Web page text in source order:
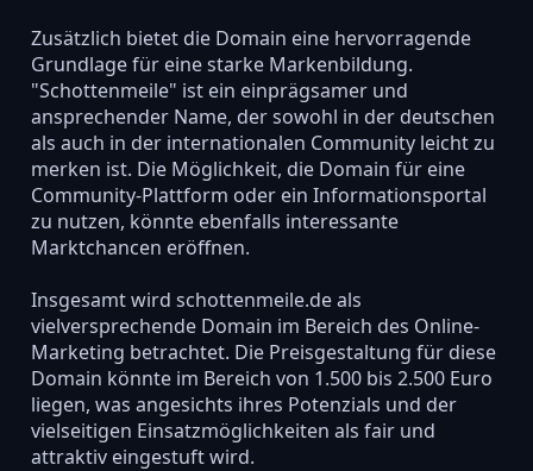
Zusätzlich bietet die Domain eine hervorragende
Grundlage für eine starke Markenbildung.
"Schottenmeile" ist ein einprägsamer und
ansprechender Name, der sowohl in der deutschen
als auch in der internationalen Community leicht zu
merken ist. Die Möglichkeit, die Domain für eine
Community-Plattform oder ein Informationsportal
zu nutzen, könnte ebenfalls interessante
Marktchancen eröffnen.
Insgesamt wird schottenmeile.de als
vielversprechende Domain im Bereich des Online-
Marketing betrachtet. Die Preisgestaltung für diese
Domain könnte im Bereich von 1.500 bis 2.500 Euro
liegen, was angesichts ihres Potenzials und der
vielseitigen Einsatzmöglichkeiten als fair und
attraktiv eingestuft wird.